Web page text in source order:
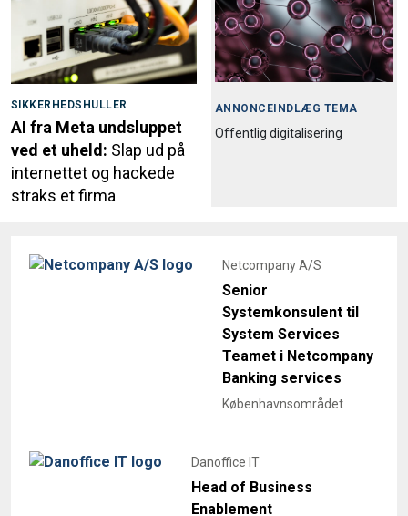
SIKKERHEDSHULLER
AI fra Meta undsluppet
ved et uheld: Slap ud på
internettet og hackede
straks et firma
ANNONCEINDLÆG TEMA
Offentlig digitalisering
Netcompany A/S
Senior
Systemkonsulent til
System Services
Teamet i Netcompany
Banking services
Københavnsområdet
Danoffice IT
Head of Business
Enablement